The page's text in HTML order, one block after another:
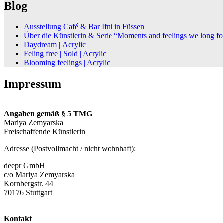
Blog
Ausstellung Café & Bar Ifni in Füssen
Über die Künstlerin & Serie “Moments and feelings we long
Daydream | Acrylic
Feling free | Sold | Acrylic
Blooming feelings | Acrylic
Impressum
Angaben gemäß § 5 TMG
Mariya Zemyarska
Freischaffende Künstlerin
Adresse (Postvollmacht / nicht wohnhaft):
deepr GmbH
c/o Mariya Zemyarska
Kornbergstr. 44
70176 Stuttgart
Kontakt